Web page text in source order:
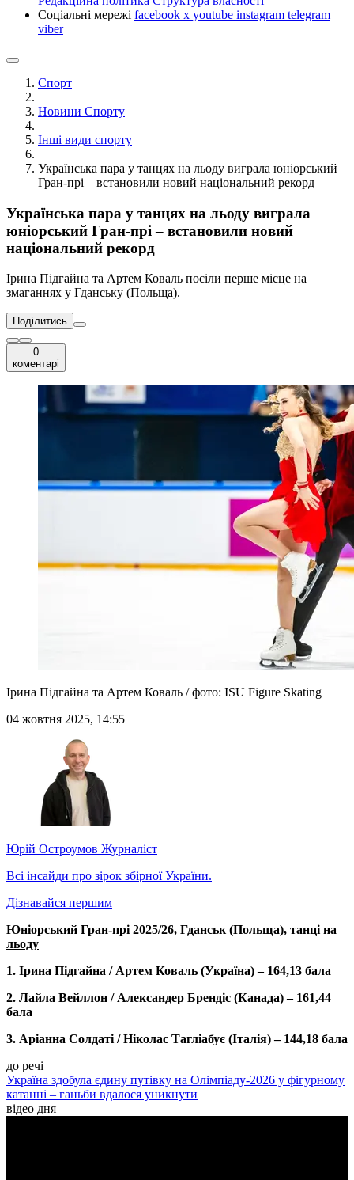
Соціальні мережі facebook x youtube instagram telegram
viber
Спорт
Новини Спорту
Інші види спорту
Українська пара у танцях на льоду виграла юніорський
Гран-прі – встановили новий національний рекорд
Українська пара у танцях на льоду виграла
юніорський Гран-прі – встановили новий
національний рекорд
Ірина Підгайна та Артем Коваль посіли перше місце на
змаганнях у Гданську (Польща).
Поділитись
0
коментарі
Ірина Підгайна та Артем Коваль / фото: ISU Figure Skating
04 жовтня 2025, 14:55
Юрій Остроумов Журналіст
Всі інсайди про зірок збірної України.
Дізнавайся першим
Юніорський Гран-прі 2025/26, Гданськ (Польща), танці на
льоду
1. Ірина Підгайна / Артем Коваль (Україна) – 164,13 бала
2. Лайла Вейллон / Александер Брендіс (Канада) – 161,44
бала
3. Аріанна Солдаті / Ніколас Тагліабує (Італія) – 144,18 бала
до речі
Україна здобула єдину путівку на Олімпіаду-2026 у фігурному
катанні – ганьби вдалося уникнути
відео дня